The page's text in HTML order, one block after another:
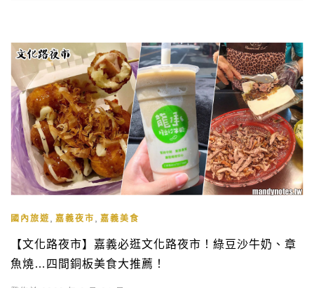
國內旅遊, 嘉義夜市 , 嘉義美食
【文化路夜市】嘉義必逛文化路夜市！綠豆沙牛奶、章
魚燒…四間銅板美食大推薦！